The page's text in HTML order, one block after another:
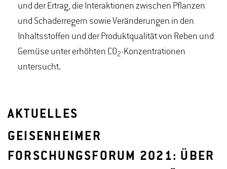
und der Ertrag, die Interaktionen zwischen Pflanzen
und Schaderregern sowie Veränderungen in den
Inhaltsstoffen und der Produktqualität von Reben und
Gemüse unter erhöhten CO2-Konzentrationen
untersucht.
AKTUELLES
GEISENHEIMER
FORSCHUNGSFORUM 2021: ÜBER